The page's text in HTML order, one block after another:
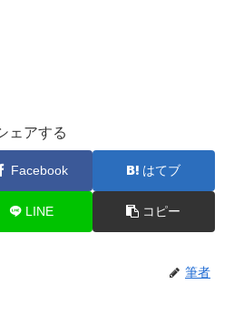
ェアする
Facebook はてブ
LINE コピー
筆者